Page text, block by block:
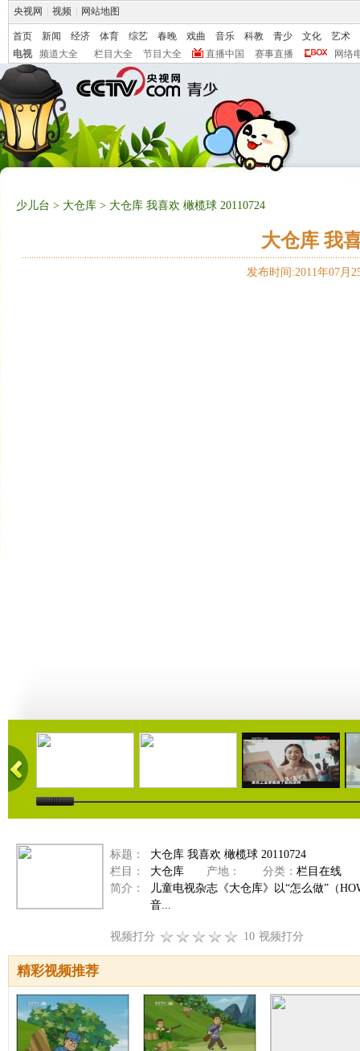
央视网 视频 网站地图
首页 新闻 经济 体育 综艺 春晚 戏曲 音乐 科教 青少 文化
艺术
电视
频道大全 栏目大全 节目大全 直播中国 赛事直播 网络
少儿台 > 大仓库 > 大仓库 我喜欢 橄榄球 20110724
大仓库 我
发布时间:2011年07月
01:34 11:58 14:38
标题：
大仓库 我喜欢 橄榄球 20110724
栏目：
大仓库 产地： 分类： 栏目在线
简介：
儿童电视杂志《大仓库》以“怎么做”（
音...
视频打分 10 视频打分
精彩视频推荐